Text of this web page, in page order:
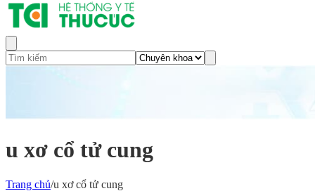
u xơ cổ tử cung
Trang chủ/u xơ cổ tử cung